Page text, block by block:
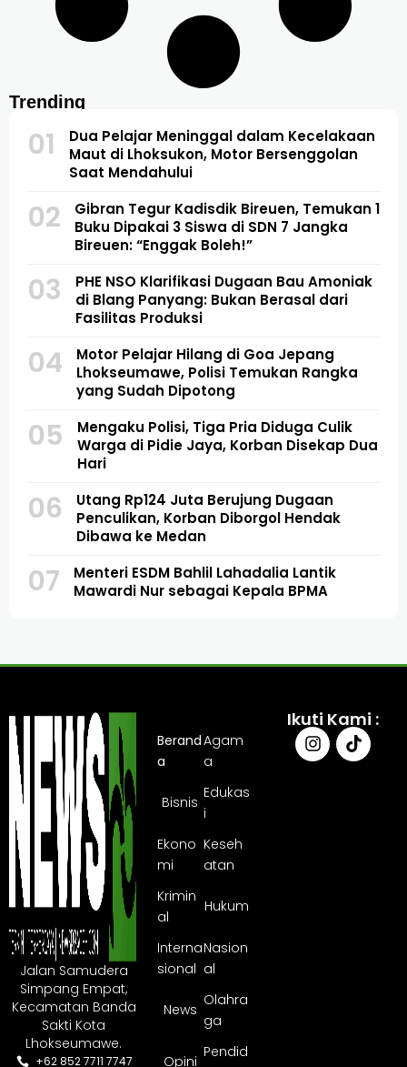
Trending
01
Dua Pelajar Meninggal dalam Kecelakaan
Maut di Lhoksukon, Motor Bersenggolan
Saat Mendahului
02
Gibran Tegur Kadisdik Bireuen, Temukan 1
Buku Dipakai 3 Siswa di SDN 7 Jangka
Bireuen: “Enggak Boleh!”
03
PHE NSO Klarifikasi Dugaan Bau Amoniak
di Blang Panyang: Bukan Berasal dari
Fasilitas Produksi
04
Motor Pelajar Hilang di Goa Jepang
Lhokseumawe, Polisi Temukan Rangka
yang Sudah Dipotong
05
Mengaku Polisi, Tiga Pria Diduga Culik
Warga di Pidie Jaya, Korban Disekap Dua
Hari
06
Utang Rp124 Juta Berujung Dugaan
Penculikan, Korban Diborgol Hendak
Dibawa ke Medan
07
Menteri ESDM Bahlil Lahadalia Lantik
Mawardi Nur sebagai Kepala BPMA
Jalan Samudera
Simpang Empat,
Kecamatan Banda
Sakti Kota
Lhokseumawe.
+62 852 7711 7747
Berand
a
Agam
a
Bisnis
Edukas
i
Ekono
mi
Keseh
atan
Krimin
al
Hukum
Interna
sional
Nasion
al
News
Olahra
ga
Opini
Pendid
Ikuti Kami :